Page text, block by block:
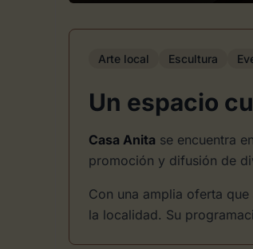
Arte local Escultura
Un espacio
Casa Anita se encuentra
promoción y difusión de
Con una amplia oferta
la localidad. Su